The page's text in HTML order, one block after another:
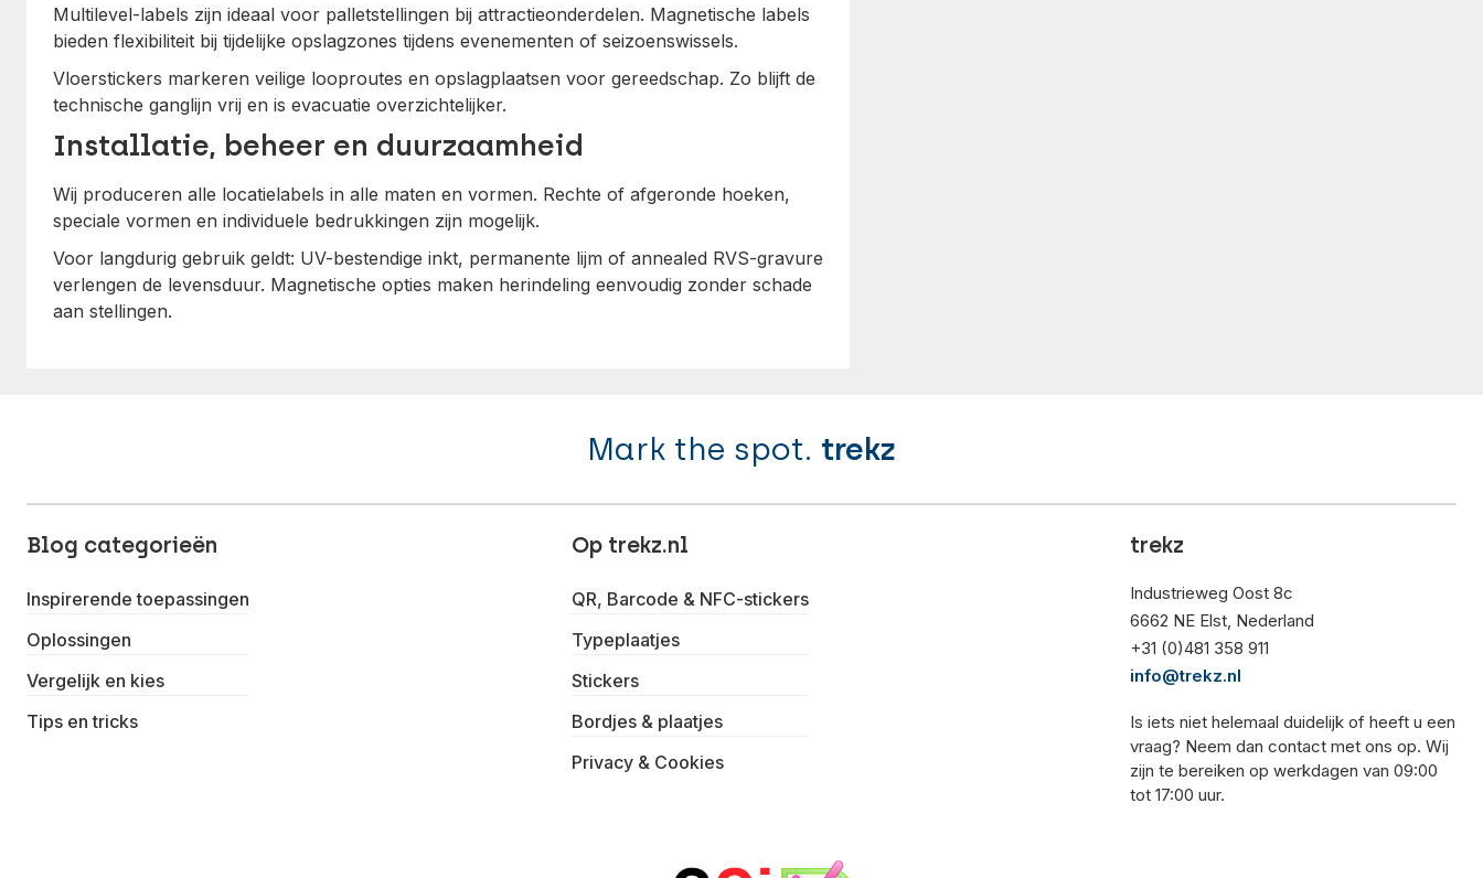
Multilevel-labels zijn ideaal voor palletstellingen bij attractieonderdelen. Magnetische labels
bieden flexibiliteit bij tijdelijke opslagzones tijdens evenementen of seizoenswissels.
Vloerstickers markeren veilige looproutes en opslagplaatsen voor gereedschap. Zo blijft de
technische ganglijn vrij en is evacuatie overzichtelijker.
Installatie, beheer en duurzaamheid
Wij produceren alle locatielabels in alle maten en vormen. Rechte of afgeronde hoeken,
speciale vormen en individuele bedrukkingen zijn mogelijk.
Voor langdurig gebruik geldt: UV-bestendige inkt, permanente lijm of annealed RVS-gravure
verlengen de levensduur. Magnetische opties maken herindeling eenvoudig zonder schade
aan stellingen.
Mark the spot. trekz
Blog categorieën
Inspirerende toepassingen
Oplossingen
Vergelijk en kies
Tips en tricks
Op trekz.nl
QR, Barcode & NFC-stickers
Typeplaatjes
Stickers
Bordjes & plaatjes
Privacy & Cookies
trekz
Industrieweg Oost 8c
6662 NE Elst, Nederland
+31 (0)481 358 911
info@trekz.nl
Is iets niet helemaal duidelijk of heeft u een
vraag? Neem dan contact met ons op. Wij
zijn te bereiken op werkdagen van 09:00
tot 17:00 uur.